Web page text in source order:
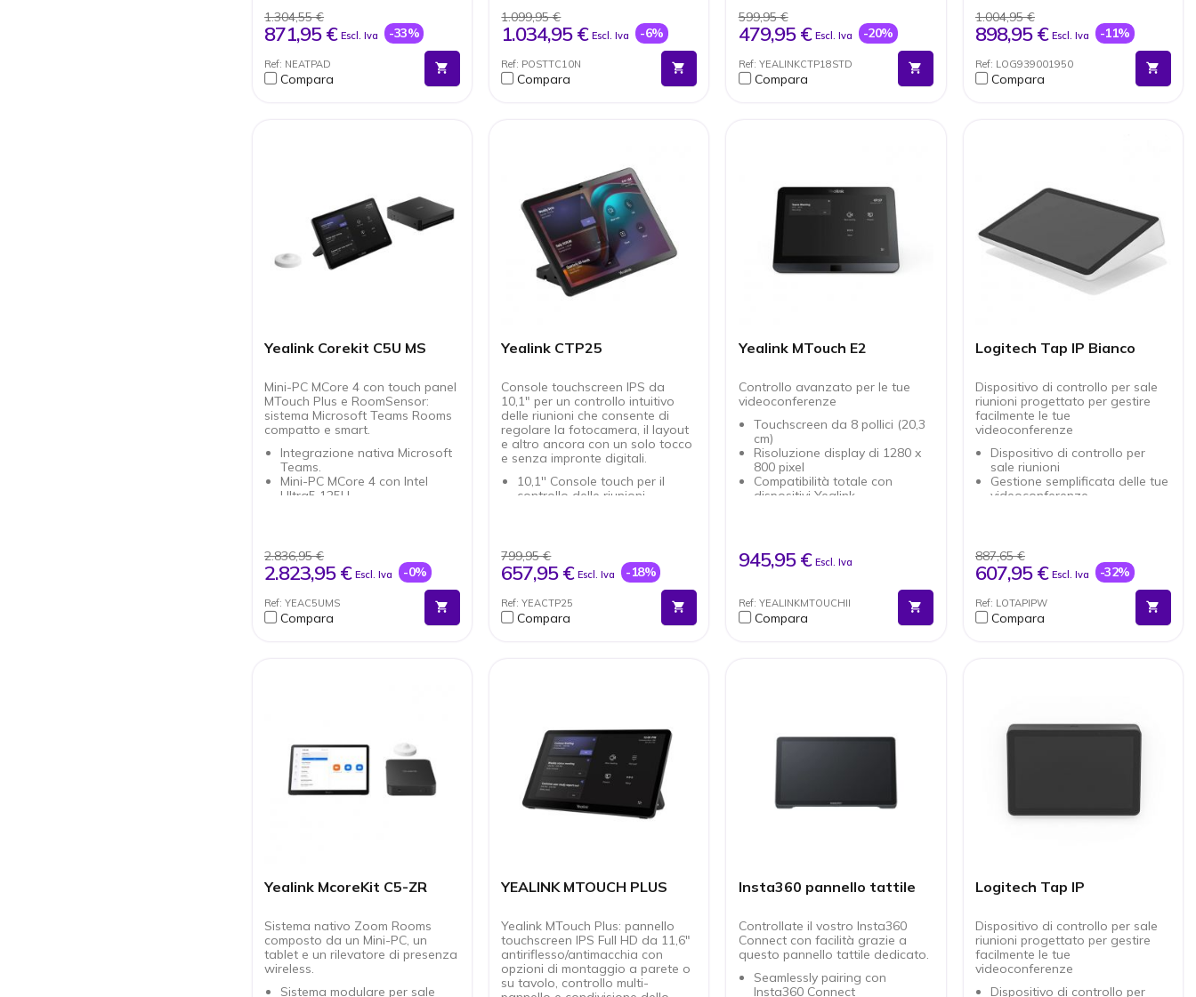
parete e da tavolo inclusi
Possibilità di integrazione a
parete o da tavolo
Teams e Zoom
Perfetto per qualsiasi sala
1.304,55 €
871,95 € Escl. Iva -33%
Ref: NEATPAD
Compara
1.099,95 €
1.034,95 € Escl. Iva -6%
Ref: POSTTC10N
Compara
Sistema operativo Android 9.0
Annotazione su contenuti
condivisi
Compatibile solo con prodotti
Android come Yealink
MeetingBar A20 e A30 e
599,95 €
479,95 € Escl. Iva -20%
Ref: YEALINKCTP18STD
Compara
una visibilità chiara
Altoparlante ad ultrasuoni
integrato
Connessione Ethernet/LAN per
una maggiore affidabilità
Certificazione Microsoft Teams
1.004,95 €
898,95 € Escl. Iva -11%
Ref: LOG939001950
Compara
Yealink Corekit C5U MS
Mini-PC MCore 4 con touch panel
MTouch Plus e RoomSensor:
sistema Microsoft Teams Rooms
compatto e smart.
Integrazione nativa Microsoft
Teams.
Mini-PC MCore 4 con Intel
Ultra5 125H.
e parametri ambientali.
Supporto condivisione wired e
wireless.
Connessioni AV estese e porte
multiple.
Gestione remota via Yealink
2.836,95 €
2.823,95 € Escl. Iva -0%
Ref: YEAC5UMS
Compara
Yealink CTP25
Console touchscreen IPS da
10,1" per un controllo intuitivo
delle riunioni che consente di
regolare la fotocamera, il layout
e altro ancora con un solo tocco
e senza impronte digitali.
10,1'' Console touch per il
controllo delle riunioni
settembre)
Condivisione di
contenuti/BYOD/condivisione
di energia tramite cavo USB-C
Tecnologia a ultrasuoni
Multipli metodi di distribuzione
799,95 €
657,95 € Escl. Iva -18%
Ref: YEACTP25
Compara
Yealink MTouch E2
Controllo avanzato per le tue
videoconferenze
Touchscreen da 8 pollici (20,3
cm)
Risoluzione display di 1280 x
800 pixel
Compatibilità totale con
dispositivi Yealink
maggiore flessibilità
Dimensioni compatte e leggere
videoconferenze professionali
945,95 € Escl. Iva
Ref: YEALINKMTOUCHII
Compara
Logitech Tap IP Bianco
Dispositivo di controllo per sale
riunioni progettato per gestire
facilmente le tue
videoconferenze
Dispositivo di controllo per
sale riunioni
Gestione semplificata delle tue
videoconferenze
Supporto multitouch da 10
punti
Rivestimento oleofobico per
ridurre le impronte digitali
Retroilluminazione LED per
una leggibilità migliore
luce ambientale
Alimentazione tramite cavo
Ethernet
Porte e interfacce: Ethernet,
Wi-Fi o Bluetooth
Compatibile con Microsoft
Teams Rooms (Android),
Zoom rooms, RingCentral
soluzione video adatta
887,65 €
607,95 € Escl. Iva -32%
Ref: LOTAPIPW
Compara
Yealink McoreKit C5-ZR
Sistema nativo Zoom Rooms
composto da un Mini-PC, un
tablet e un rilevatore di presenza
wireless.
Sistema modulare per sale
YEALINK MTOUCH PLUS
Yealink MTouch Plus: pannello
touchscreen IPS Full HD da 11,6"
antiriflesso/antimacchia con
opzioni di montaggio a parete o
su tavolo, controllo multi-
Insta360 pannello tattile
Controllate il vostro Insta360
Connect con facilità grazie a
questo pannello tattile dedicato.
Seamlessly pairing con
Insta360 Connect
Logitech Tap IP
Dispositivo di controllo per sale
riunioni progettato per gestire
facilmente le tue
videoconferenze
Dispositivo di controllo per